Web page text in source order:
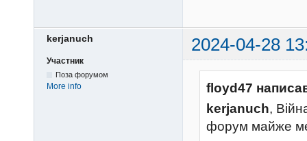
kerjanuch 2024-04-28
Участник
Поза форумом
More info
floyd47
kerjanuch,
форум майже